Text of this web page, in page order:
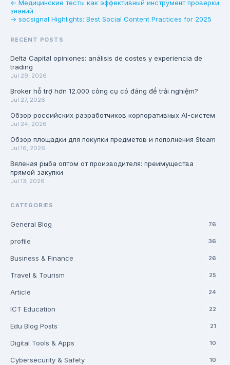
← Медицинские тесты как эффективный инструмент проверки
знаний
→ socsignal Highlights: Best Social Content Practices for 2025
RECENT POSTS
Delta Capital opiniones: análisis de costes y experiencia de
trading
Jul 29, 2026
Broker hỗ trợ hơn 12.000 công cụ có đáng để trải nghiệm?
Jul 27, 2026
Обзор российских разработчиков корпоративных AI-систем
Jul 24, 2026
Обзор площадки для покупки предметов и пополнения Steam
Jul 16, 2026
Вяленая рыба оптом от производителя: преимущества
прямой закупки
Jul 13, 2026
CATEGORIES
General Blog 76
profile 36
Business & Finance 26
Travel & Tourism 25
Article 24
ICT Education 22
Edu Blog Posts 21
Digital Tools & Apps 10
Cybersecurity & Safety 10